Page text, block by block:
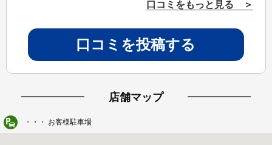
口コミをもっと見る ＞
口コミを投稿する
店舗マップ
・・・ お客様駐車場